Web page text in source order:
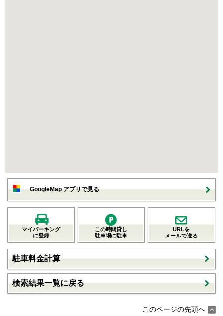
GoogleMap アプリで見る
マイパーキング
に登録
この時間貸し
駐車場に駐車
URLを
メールで送る
駐車料金計算
検索結果一覧に戻る
このページの先頭へ